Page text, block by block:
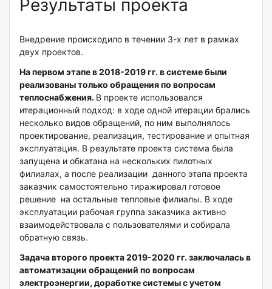
Результаты проекта
Внедрение происходило в течении 3-х лет в рамках
двух проектов.
На первом этапе в 2018-2019 гг. в системе были
реализованы только обращения по вопросам
теплоснабжения. В проекте использовался
итерационный подход: в ходе одной итерации брались
несколько видов обращений, по ним выполнялось
проектирование, реализация, тестирование и опытная
эксплуатация. В результате проекта система была
запущена и обкатана на нескольких пилотных
филиалах, а после реализации данного этапа проекта
заказчик самостоятельно тиражировал готовое
решение на остальные тепловые филиалы. В ходе
эксплуатации рабочая группа заказчика активно
взаимодействовала с пользователями и собирала
обратную связь.
Задача второго проекта 2019-2020 гг. заключалась в
автоматизации обращений по вопросам
электроэнергии, доработке системы с учетом